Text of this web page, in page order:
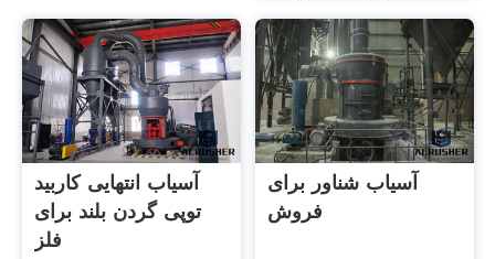
آسیاب انتهایی کاربید
توپی گردن بلند برای
فلز
آسیاب شناور برای
فروش